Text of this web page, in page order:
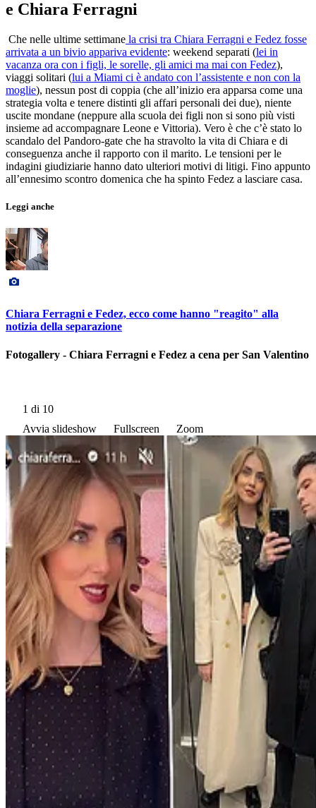
e Chiara Ferragni
Che nelle ultime settimane la crisi tra Chiara Ferragni e Fedez fosse
arrivata a un bivio appariva evidente: weekend separati (lei in
vacanza ora con i figli, le sorelle, gli amici ma mai con Fedez),
viaggi solitari (lui a Miami ci è andato con l’assistente e non con la
moglie), nessun post di coppia (che all’inizio era apparsa come una
strategia volta e tenere distinti gli affari personali dei due), niente
uscite mondane (neppure alla scuola dei figli non si sono più visti
insieme ad accompagnare Leone e Vittoria). Vero è che c’è stato lo
scandalo del Pandoro-gate che ha stravolto la vita di Chiara e di
conseguenza anche il rapporto con il marito. Le tensioni per le
indagini giudiziarie hanno dato ulteriori motivi di litigi. Fino appunto
all’ennesimo scontro domenica che ha spinto Fedez a lasciare casa.
Leggi anche
Chiara Ferragni e Fedez, ecco come hanno "reagito" alla
notizia della separazione
Fotogallery - Chiara Ferragni e Fedez a cena per San Valentino
1 di 10
Avvia slideshow
Fullscreen Zoom